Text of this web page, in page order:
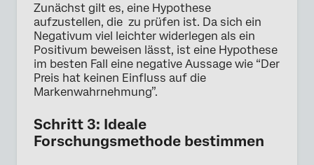
Zunächst gilt es, eine Hypothese
aufzustellen, die zu prüfen ist. Da sich ein
Negativum viel leichter widerlegen als ein
Positivum beweisen lässt, ist eine Hypothese
im besten Fall eine negative Aussage wie “Der
Preis hat keinen Einfluss auf die
Markenwahrnehmung”.
Schritt 3: Ideale
Forschungsmethode bestimmen